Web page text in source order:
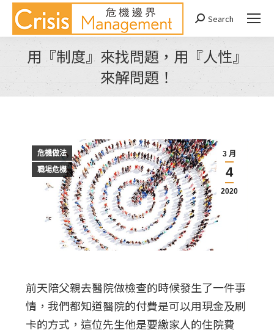
Search:
Search
用『制度』來找問題，用『人性』
來解問題！
You are here:
3 月
4
2020
危機做法
職場危機
前天陪父親去醫院做檢查的時候發生了一件事
情，我們都知道醫院的付費是可以用現金及刷
卡的方式，這位先生他是要繳家人的住院費